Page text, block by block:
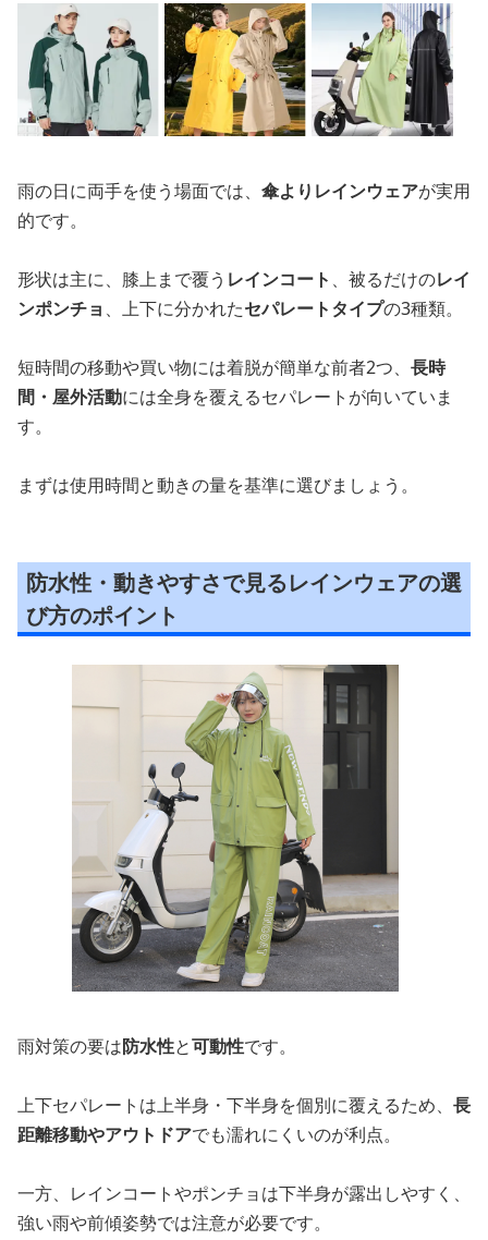
雨の日に両手を使う場面では、 傘よりレインウェアが実用
的です。
形状は主に、膝上まで覆う レインコート 、被るだけのレイ
ンポンチョ 、上下に分かれたセパレートタイプの3種類。
短時間の移動や買い物には着脱が簡単な前者2つ、 長時
間・屋外活動には全身を覆えるセパレートが向いていま
す。
まずは使用時間と動きの量を基準に選びましょう。
防水性・動きやすさで見るレインウェアの選
び方のポイント
雨対策の要は防水性と可動性です。
上下セパレートは上半身・下半身を個別に覆えるため、 長
距離移動やアウトドアでも濡れにくいのが利点。
一方、レインコートやポンチョは下半身が露出しやすく、
強い雨や前傾姿勢では注意が必要です。